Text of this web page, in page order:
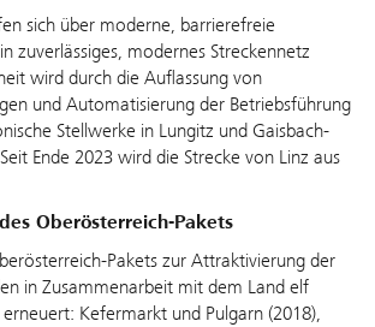
sich über moderne, barrierefreie
zuverlässiges, modernes Streckennetz
wird durch die Auflassung von
und Automatisierung der Betriebsführung
Stellwerke in Lungitz und Gaisbach-
Ende 2023 wird die Strecke von Linz aus
Oberösterreich-Pakets
Pakets zur Attraktivierung der
in Zusammenarbeit mit dem Land elf
Kefermarkt und Pulgarn (2018),